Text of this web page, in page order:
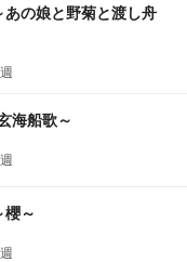
の娘と野菊と渡し舟
海船歌～
～